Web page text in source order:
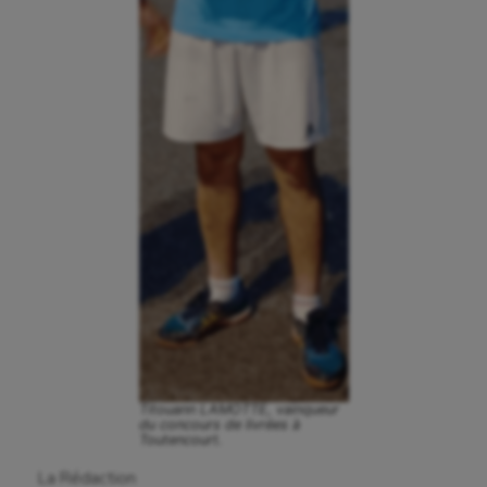
Titouann LAMOTTE, vainqueur
du concours de livrées à
Toutencourt.
La Rédaction